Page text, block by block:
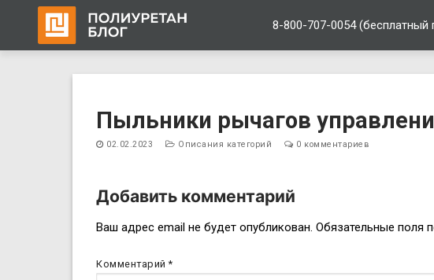
8-800-707-0054 (бесплатный
содержимому
Пыльники рычагов
02.02.2023 Описания категорий 0 комментариев
Навигация
по
Добавить комментарий
Ваш адрес email не будет опубликован. Обязательные поля
Комментарий*